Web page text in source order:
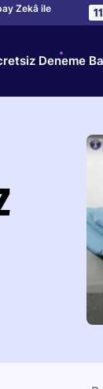
Zekâ ile 11
Deneme